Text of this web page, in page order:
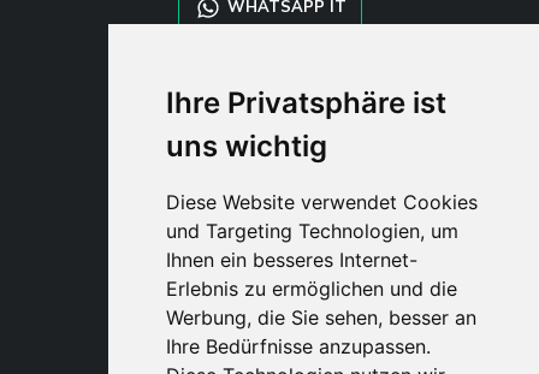
Ihre Privatsphäre ist
uns wichtig
Diese Website verwendet Cookies
und Targeting Technologien, um
Ihnen ein besseres Internet-
Erlebnis zu ermöglichen und die
Werbung, die Sie sehen, besser an
Ihre Bedürfnisse anzupassen.
WHATSAPP IT
STYLIA SERVICES
SHOP B2B
TAYLOR MADE ORDERS
DROPSHIPPING
BENUTZE
REGISTRIERE
EINLOGGE